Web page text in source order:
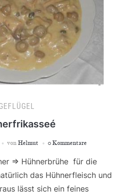
von Helmut 0 Kommentare
=> Hühnerbrühe für die
das Hühnerfleisch und
lässt sich ein feines